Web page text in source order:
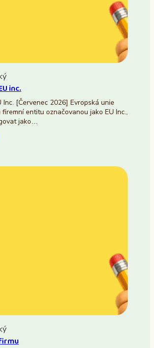
inc.
Inc. [Červenec 2026] Evropská unie
entitu označovanou jako EU Inc.,
jako…